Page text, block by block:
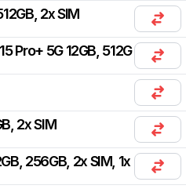
2x SIM
Pro+ 5G 12GB, 512GB, 2x SIM
2x SIM
256GB, 2x SIM, 1x eSIM